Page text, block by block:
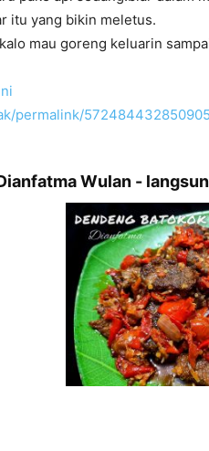
itu yang bikin meletus.
mau goreng keluarin
permalink/
Wulan -